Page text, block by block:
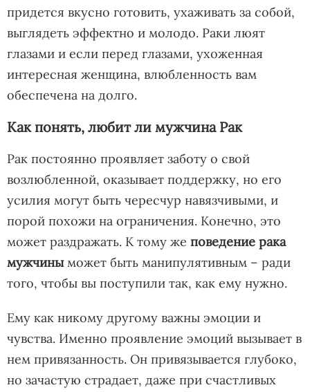
придется вкусно готовить, ухаживать за собой,
выглядеть эффектно и молодо. Раки люят
глазами и если перед глазами, ухоженная
интересная женщина, влюбленность вам
обеспечена на долго.
Как понять, любит ли мужчина Рак
Рак постоянно проявляет заботу о свой
возлюбленной, оказывает поддержку, но его
усилия могут быть чересчур навязчивыми, и
порой похожи на ограничения. Конечно, это
может раздражать. К тому же поведение рака
мужчиныможет быть манипулятивным – ради
того, чтобы вы поступили так, как ему нужно.
Ему как никому другому важны эмоции и
чувства. Именно проявление эмоций вызывает в
нем привязанность. Он привязывается глубоко,
но зачастую страдает, даже при счастливых